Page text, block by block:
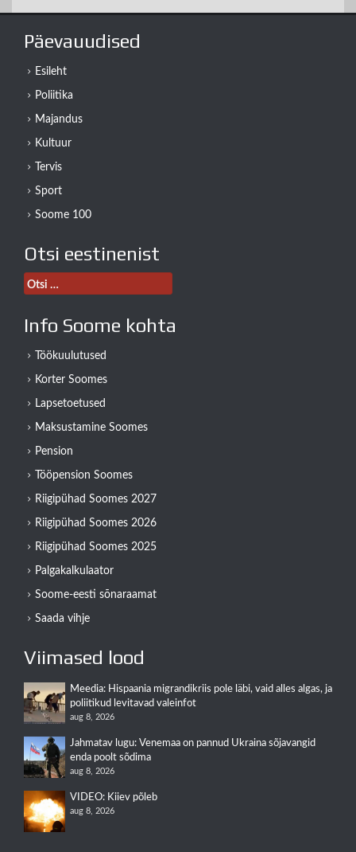
Päevauudised
Esileht
Poliitika
Majandus
Kultuur
Tervis
Sport
Soome 100
Otsi eestinenist
Otsi:
Info Soome kohta
Töökuulutused
Korter Soomes
Lapsetoetused
Maksustamine Soomes
Pension
Tööpension Soomes
Riigipühad Soomes 2027
Riigipühad Soomes 2026
Riigipühad Soomes 2025
Palgakalkulaator
Soome-eesti sõnaraamat
Saada vihje
Viimased lood
Meedia: Hispaania migrandikriis pole läbi, vaid alles algas, ja
poliitikud levitavad valeinfot
aug 8, 2026
Jahmatav lugu: Venemaa on pannud Ukraina sõjavangid
enda poolt sõdima
aug 8, 2026
VIDEO: Kiiev põleb
aug 8, 2026